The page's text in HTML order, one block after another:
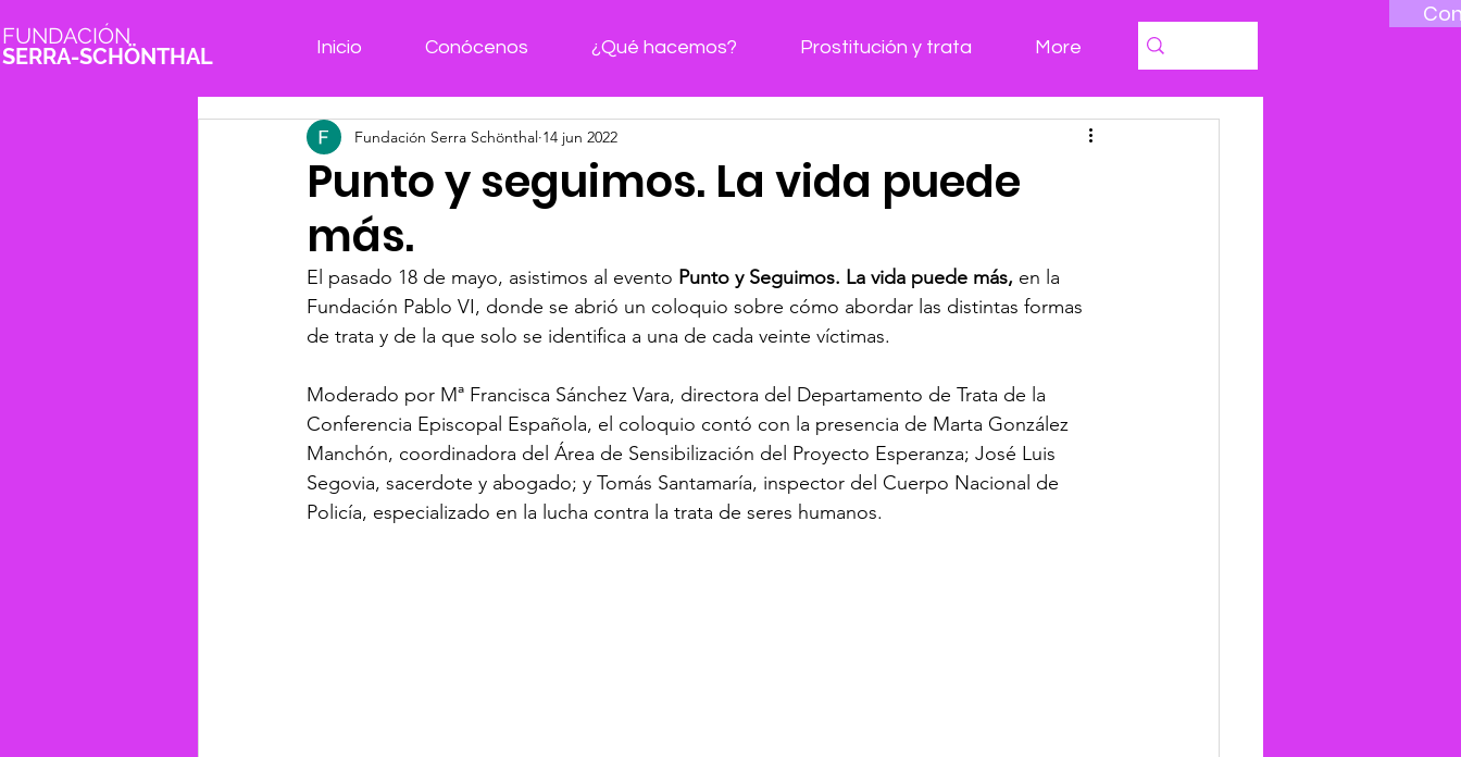
FUNDACIÓN
SERRA-SCHÖNTHAL Inicio Conócenos ¿Qué hacemos? Prostitución y trata More
Punto y seguimos. La vida puede
más.
Fundación Serra Schönthal 14 jun 2022
El pasado 18 de mayo, asistimos al evento Punto y Seguimos. La vida puede más, en la
Fundación Pablo VI, donde se abrió un coloquio sobre cómo abordar las distintas formas
de trata y de la que solo se identifica a una de cada veinte víctimas.
Moderado por Mª Francisca Sánchez Vara, directora del Departamento de Trata de la
Conferencia Episcopal Española, el coloquio contó con la presencia de Marta González
Manchón, coordinadora del Área de Sensibilización del Proyecto Esperanza; José Luis
Segovia, sacerdote y abogado; y Tomás Santamaría, inspector del Cuerpo Nacional de
Policía, especializado en la lucha contra la trata de seres humanos.